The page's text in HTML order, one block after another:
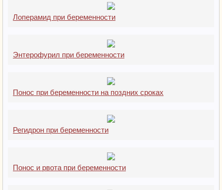
Лоперамид при беременности
Энтерофурил при беременности
Понос при беременности на поздних сроках
Регидрон при беременности
Понос и рвота при беременности